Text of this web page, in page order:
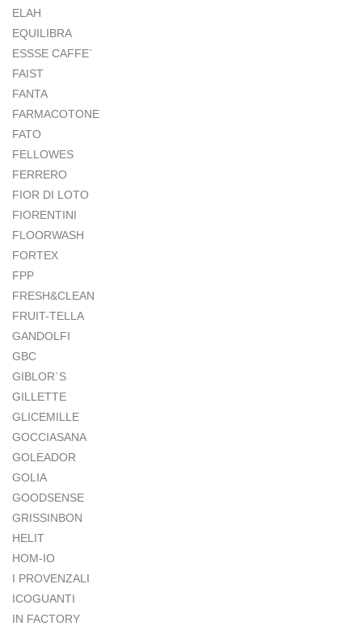
ELAH
EQUILIBRA
ESSSE CAFFE`
FAIST
FANTA
FARMACOTONE
FATO
FELLOWES
FERRERO
FIOR DI LOTO
FIORENTINI
FLOORWASH
FORTEX
FPP
FRESH&CLEAN
FRUIT-TELLA
GANDOLFI
GBC
GIBLOR`S
GILLETTE
GLICEMILLE
GOCCIASANA
GOLEADOR
GOLIA
GOODSENSE
GRISSINBON
HELIT
HOM-IO
I PROVENZALI
ICOGUANTI
IN FACTORY